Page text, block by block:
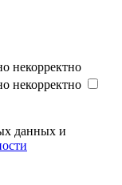
некорректно
некорректно
данных и